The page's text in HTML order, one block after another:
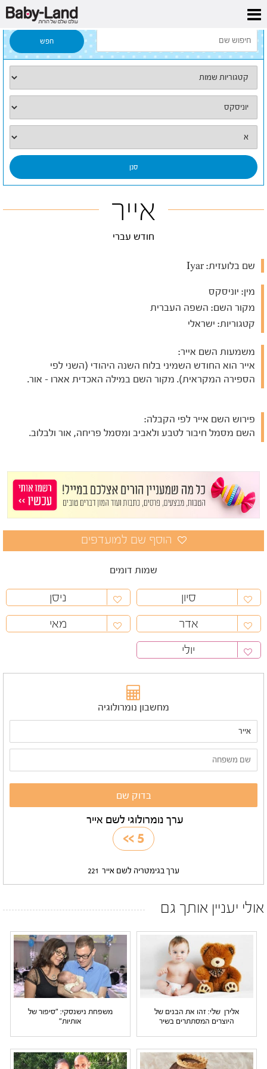
דף הבית
אייר
חודש עברי
שם בלועזית:
מין: יוניסקס
מקור השם: השפה העברית
קטגוריות: ישראלי
משמעות השם אייר:
אייר הוא החודש השמיני בלוח השנה היהודי (השני לפי
הספירה המקראית). מקור השם במילה האכדית אארו - אור.
פירוש השם אייר לפי הקבלה:
השם מסמל חיבור לטבע ולאביב ומסמל פריחה, אור ולבלוב.
שמות דומים
סיון
ניסן
אדר
מאי
יולי
מחשבון נומרולוגיה
ערך נומרולוגי לשם אייר
5
>>
ערך בגימטריה לשם אייר 221
אולי יעניין אותך גם
אלירן שלי: זהו את הבנים של
היוצרים המסתתרים בשיר
משפחת נישנסקי: "סיפור של
אותיות"